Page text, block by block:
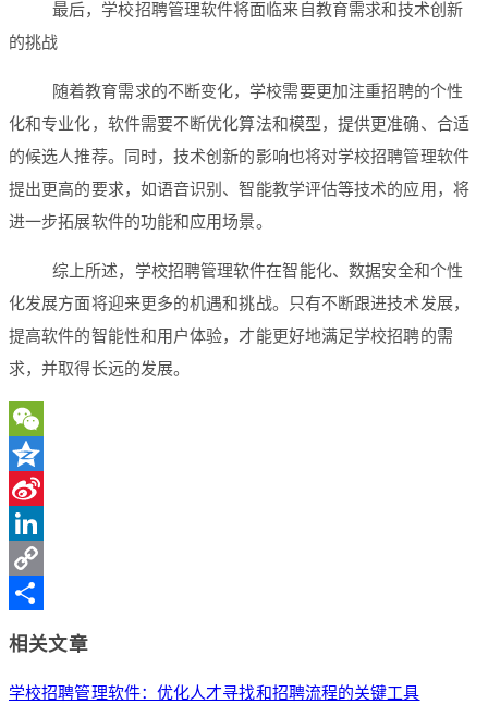
最后，学校招聘管理软件将面临来自教育需求和技术创新
的挑战
随着教育需求的不断变化，学校需要更加注重招聘的个性
化和专业化，软件需要不断优化算法和模型，提供更准确、合适
的候选人推荐。同时，技术创新的影响也将对学校招聘管理软件
提出更高的要求，如语音识别、智能教学评估等技术的应用，将
进一步拓展软件的功能和应用场景。
综上所述，学校招聘管理软件在智能化、数据安全和个性
化发展方面将迎来更多的机遇和挑战。只有不断跟进技术发展，
提高软件的智能性和用户体验，才能更好地满足学校招聘的需
求，并取得长远的发展。
WeChat
Qzone
Sina
Weibo
LinkedIn
Copy
相关文章
学校招聘管理软件：优化人才寻找和招聘流程的关键工具